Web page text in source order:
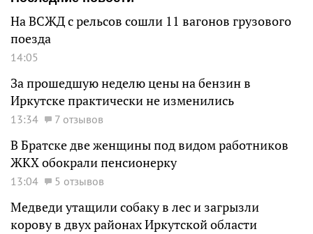
На ВСЖД с рельсов сошли 11 вагонов грузового
поезда
14:05
За прошедшую неделю цены на бензин в
Иркутске практически не изменились
13:34 7 отзывов
В Братске две женщины под видом работников
ЖКХ обокрали пенсионерку
13:04 5 отзывов
Медведи утащили собаку в лес и загрызли
корову в двух районах Иркутской области